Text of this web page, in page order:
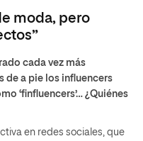
moda, pero
cada vez más
de a pie los influencers
‘finfluencers’… ¿Quiénes
en redes sociales, que